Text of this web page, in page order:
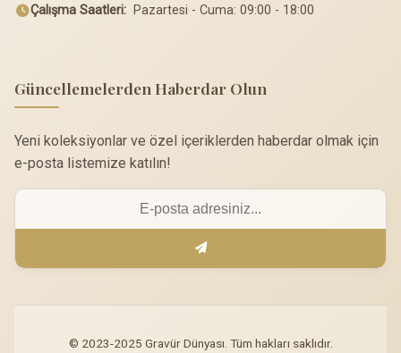
Çalışma Saatleri: Pazartesi - Cuma: 09:00 - 18:00
Güncellemelerden Haberdar Olun
Yeni koleksiyonlar ve özel içeriklerden haberdar olmak için
e-posta listemize katılın!
© 2023-2025 Gravür Dünyası. Tüm hakları saklıdır.